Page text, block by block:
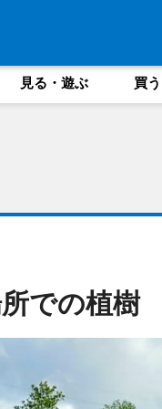
見る・遊ぶ 買う
での植樹